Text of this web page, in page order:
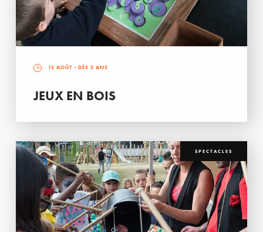
12 AOÛT - DÈS 5 ANS
JEUX EN BOIS
SPECTACLES